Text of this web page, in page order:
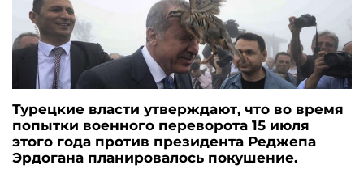
Турецкие власти утверждают, что во время
попытки военного переворота 15 июля
этого года против президента Реджепа
Эрдогана планировалось покушение.